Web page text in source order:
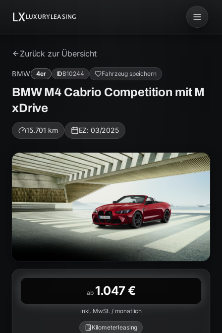
LXLUXURYLEASING
Zurück zur Übersicht
BMW 4er IDB10244 Fahrzeug speichern
BMW M4 Cabrio Competition mit M
xDrive
15.701 km EZ: 03/2025
ab 1.047 €
inkl. MwSt. / monatlich
Kilometerleasing